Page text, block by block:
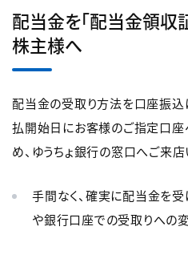
配当金を「配当金領収
株主様へ
配当金の受取り方法を口座振込
払開始日にお客様のご指定口
め、ゆうちょ銀行の窓口へご来
手間なく、確実に配当金を
や銀行口座での受取りへの